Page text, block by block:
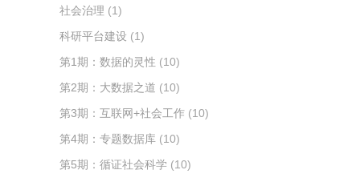
社会治理 (1)
科研平台建设 (1)
第1期：数据的灵性 (10)
第2期：大数据之道 (10)
第3期：互联网+社会工作 (10)
第4期：专题数据库 (10)
第5期：循证社会科学 (10)